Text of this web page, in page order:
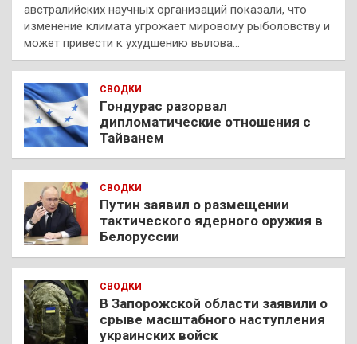
австралийских научных организаций показали, что
изменение климата угрожает мировому рыболовству и
может привести к ухудшению вылова…
СВОДКИ
Гондурас разорвал
дипломатические отношения с
Тайванем
СВОДКИ
Путин заявил о размещении
тактического ядерного оружия в
Белоруссии
СВОДКИ
В Запорожской области заявили о
срыве масштабного наступления
украинских войск